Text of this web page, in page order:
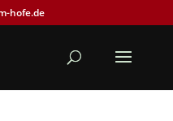
hofe.de